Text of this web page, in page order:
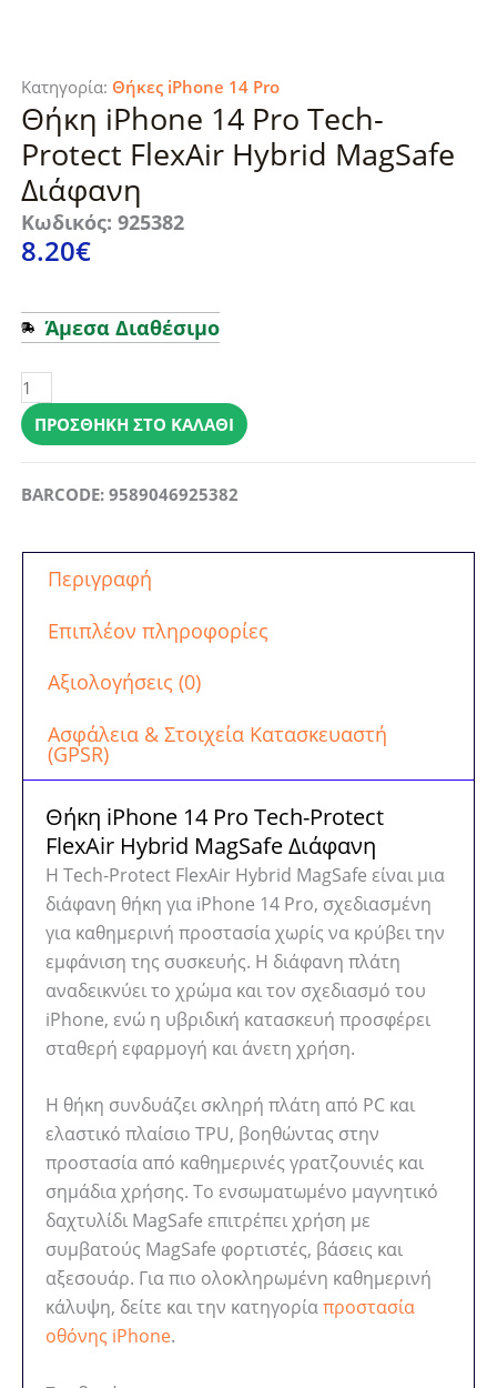
Κατηγορία: Θήκες iPhone 14 Pro
Θήκη iPhone 14 Pro Tech-
Protect FlexAir Hybrid MagSafe
Διάφανη
Κωδικός: 925382
8.20€
Άμεσα Διαθέσιμο
iPhone
14
Pro
Protect
Hybrid
MagSafe
ποσότητα
ΠΡΟΣΘΉΚΗ ΣΤΟ ΚΑΛΆΘΙ
BARCODE: 9589046925382
Περιγραφή
Επιπλέον πληροφορίες
Αξιολογήσεις (0)
Ασφάλεια & Στοιχεία Κατασκευαστή
(GPSR)
Θήκη iPhone 14 Pro Tech-Protect
FlexAir Hybrid MagSafe Διάφανη
Η Tech-Protect FlexAir Hybrid MagSafe είναι μια
διάφανη θήκη για iPhone 14 Pro, σχεδιασμένη
για καθημερινή προστασία χωρίς να κρύβει την
εμφάνιση της συσκευής. Η διάφανη πλάτη
αναδεικνύει το χρώμα και τον σχεδιασμό του
iPhone, ενώ η υβριδική κατασκευή προσφέρει
σταθερή εφαρμογή και άνετη χρήση.
Η θήκη συνδυάζει σκληρή πλάτη από PC και
ελαστικό πλαίσιο TPU, βοηθώντας στην
προστασία από καθημερινές γρατζουνιές και
σημάδια χρήσης. Το ενσωματωμένο μαγνητικό
δαχτυλίδι MagSafe επιτρέπει χρήση με
συμβατούς MagSafe φορτιστές, βάσεις και
αξεσουάρ. Για πιο ολοκληρωμένη καθημερινή
κάλυψη, δείτε και την κατηγορίαπροστασία
οθόνης iPhone.